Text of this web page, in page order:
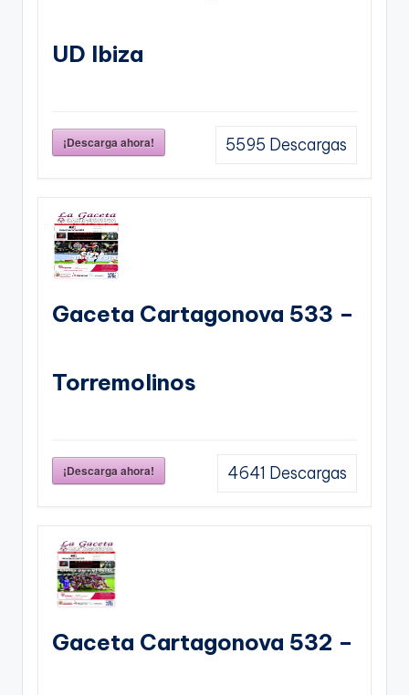
UD Ibiza
¡Descarga ahora! 5595 Descargas
Gaceta Cartagonova 533 –
Torremolinos
¡Descarga ahora! 4641 Descargas
Gaceta Cartagonova 532 –